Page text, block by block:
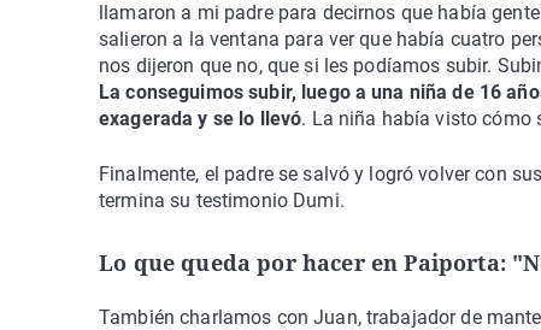
llamaron a mi padre para decirnos que había
salieron a la ventana para ver que había cuatro
nos dijeron que no, que si les podíamos subir.
La conseguimos subir, luego a una niña de 16
exagerada y se lo llevó. La niña había visto cómo
Finalmente, el padre se salvó y logró volver con
termina su testimonio Dumi.
Lo que queda por hacer en Paiporta:
También charlamos con Juan, trabajador de